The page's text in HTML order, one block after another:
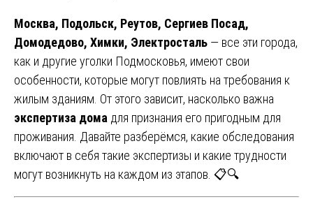
Москва, Подольск, Реутов, Сергиев Посад,
Домодедово, Химки, Электросталь — все эти города,
как и другие уголки Подмосковья, имеют свои
особенности, которые могут повлиять на требования к
жилым зданиям. От этого зависит, насколько важна
экспертиза дома для признания его пригодным для
проживания. Давайте разберёмся, какие обследования
включают в себя такие экспертизы и какие трудности
могут возникнуть на каждом из этапов. 📋🔍